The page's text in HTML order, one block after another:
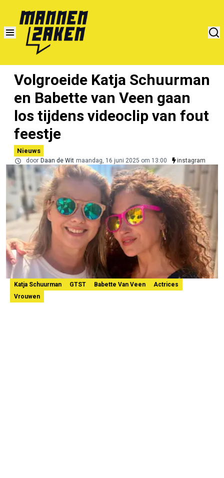
Volgroeide Katja Schuurman
en Babette van Veen gaan
los tijdens videoclip van fout
feestje
Nieuws
door Daan de Wit maandag, 16 juni 2025 om 13:00 instagram
Katja Schuurman GTST Babette Van Veen
Actrices
Vrouwen